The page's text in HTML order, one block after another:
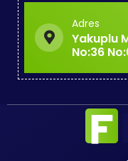
Adres
Yakuplu
No:36